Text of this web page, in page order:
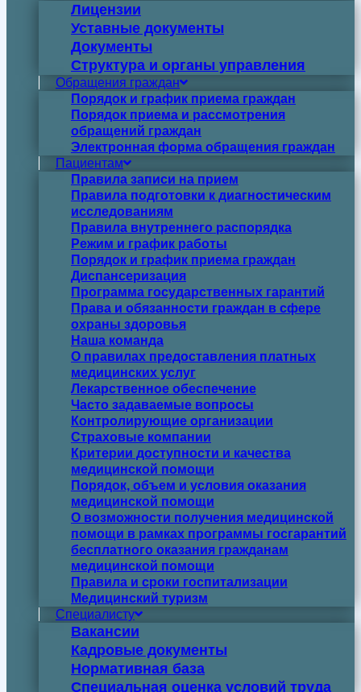
Лицензии
Уставные документы
Документы
Структура и органы управления
Обращения граждан
Порядок и график приема граждан
Порядок приема и рассмотрения
обращений граждан
Электронная форма обращения граждан
Пациентам
Правила записи на прием
Правила подготовки к диагностическим
исследованиям
Правила внутреннего распорядка
Режим и график работы
Порядок и график приема граждан
Диспансеризация
Программа государственных гарантий
Права и обязанности граждан в сфере
охраны здоровья
Наша команда
О правилах предоставления платных
медицинских услуг
Лекарственное обеспечение
Часто задаваемые вопросы
Контролирующие организации
Страховые компании
Критерии доступности и качества
медицинской помощи
Порядок, объем и условия оказания
медицинской помощи
О возможности получения медицинской
помощи в рамках программы госгарантий
бесплатного оказания гражданам
медицинской помощи
Правила и сроки госпитализации
Медицинский туризм
Специалисту
Вакансии
Кадровые документы
Нормативная база
Специальная оценка условий труда